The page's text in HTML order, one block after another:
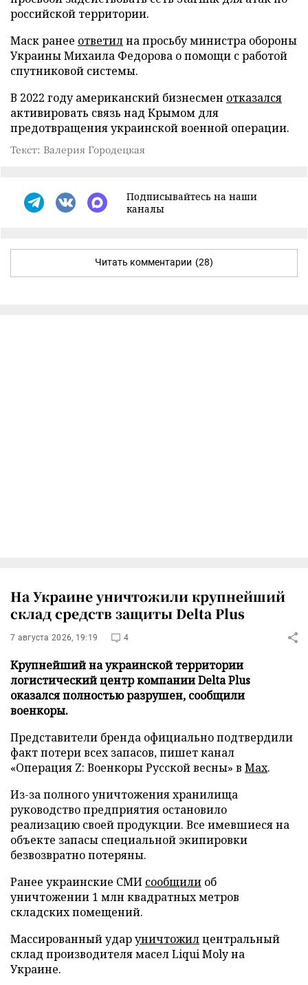
российской территории.
Маск ранее ответилна просьбу министра обороны
Украины Михаила Федорова о помощи с работой
спутниковой системы.
В 2022 году американский бизнесмен отказался
активировать связь над Крымом для
предотвращения украинской военной операции.
Текст: Валерия Городецкая
Подписывайтесь на наши
каналы
Читать комментарии (28)
На Украине уничтожили крупнейший
склад средств защиты Delta Plus
7 августа 2026, 19:19 4
Крупнейший на украинской территории
логистический центр компании Delta Plus
оказался полностью разрушен, сообщили
военкоры.
Представители бренда официально подтвердили
факт потери всех запасов, пишет канал
«Операция Z: Военкоры Русской весны» в Max.
Из-за полного уничтожения хранилища
руководство предприятия остановило
реализацию своей продукции. Все имевшиеся на
объекте запасы специальной экипировки
безвозвратно потеряны.
Ранее украинские СМИ сообщили об
уничтожении 1 млн квадратных метров
складских помещений.
Массированный ударуничтожилцентральный
склад производителя масел Liqui Moly на
Украине.